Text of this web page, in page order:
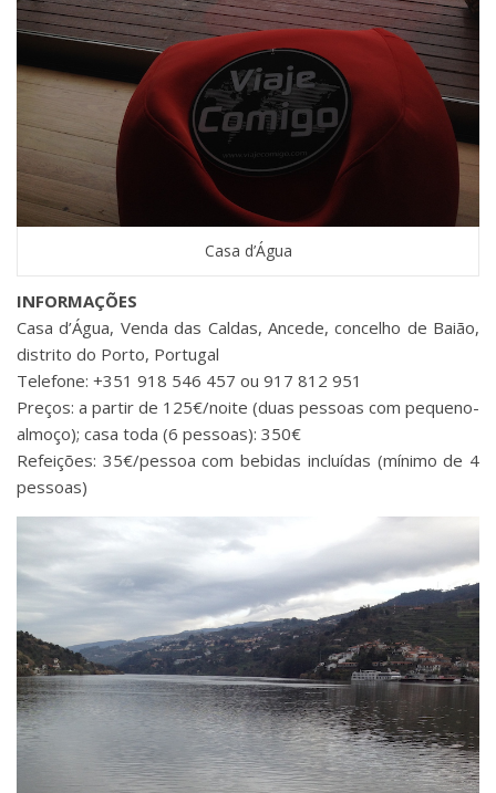
Casa d’Água
INFORMAÇÕES
Casa d’Água, Venda das Caldas, Ancede, concelho de Baião,
distrito do Porto, Portugal
Telefone: +351 918 546 457 ou 917 812 951
Preços: a partir de 125€/noite (duas pessoas com pequeno-
almoço); casa toda (6 pessoas): 350€
Refeições: 35€/pessoa com bebidas incluídas (mínimo de 4
pessoas)